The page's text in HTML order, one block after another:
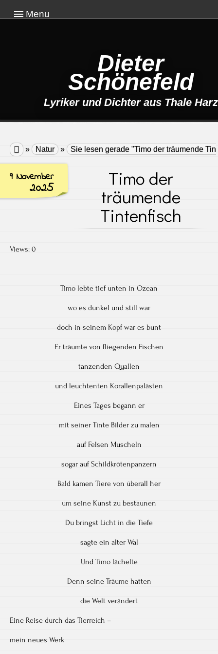
Menu
Dieter
Schönefeld
Lyriker und Dichter aus Thale Harz
 » Natur » Sie lesen gerade "Timo der träumende
9 November
2025
Timo der
träumende
Tintenfisch
Views: 0
Timo lebte tief unten in Ozean
wo es dunkel und still war
doch in seinem Kopf war es bunt
Er träumte von fliegenden Fischen
tanzenden Quallen
und leuchtenten Korallenpalästen
Eines Tages begann er
mit seiner Tinte Bilder zu malen
auf Felsen Muscheln
sogar auf Schildkrötenpanzern
Bald kamen Tiere von überall her
um seine Kunst zu bestaunen
Du bringst Licht in die Tiefe
sagte ein alter Wal
Und Timo lächelte
Denn seine Träume hatten
die Welt verändert
Eine Reise durch das Tierreich –
mein neues Werk